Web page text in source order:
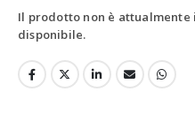
Il prodotto non è attualmente
disponibile.